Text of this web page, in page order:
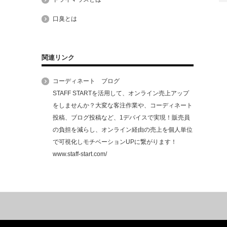
口臭とは
関連リンク
コーディネート ブログ
STAFF STARTを活用して、オンライン売上アップ
をしませんか？大変な客注作業や、コーディネート
投稿、ブログ投稿など、1デバイスで実現！販売員
の負担を減らし、オンライン経由の売上を個人単位
で可視化しモチベーションUPに繋がります！
www.staff-start.com/